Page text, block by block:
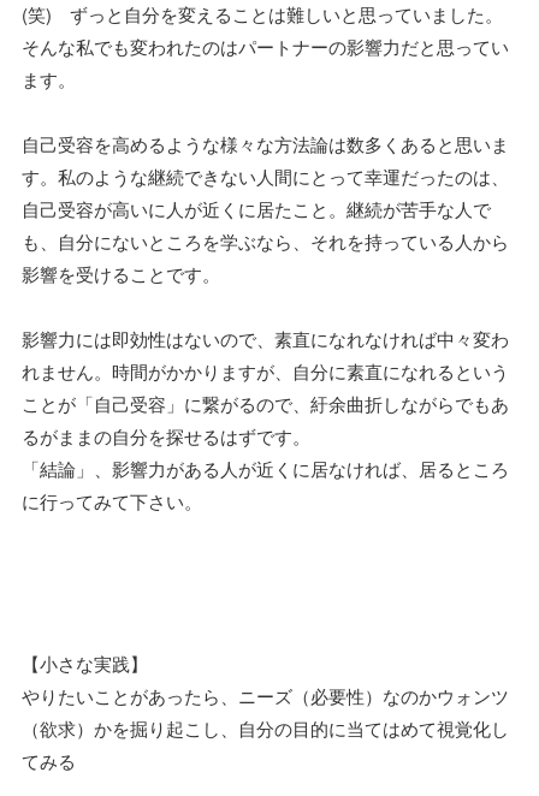
(笑) ずっと自分を変えることは難しいと思っていました。
そんな私でも変われたのはパートナーの影響力だと思ってい
ます。
自己受容を高めるような様々な方法論は数多くあると思いま
す。私のような継続できない人間にとって幸運だったのは、
自己受容が高いに人が近くに居たこと。継続が苦手な人で
も、自分にないところを学ぶなら、それを持っている人から
影響を受けることです。
影響力には即効性はないので、素直になれなければ中々変わ
れません。時間がかかりますが、自分に素直になれるという
ことが「自己受容」に繋がるので、紆余曲折しながらでもあ
るがままの自分を探せるはずです。
「結論」、影響力がある人が近くに居なければ、居るところ
に行ってみて下さい。
【小さな実践】
やりたいことがあったら、ニーズ（必要性）なのかウォンツ
（欲求）かを掘り起こし、自分の目的に当てはめて視覚化し
てみる